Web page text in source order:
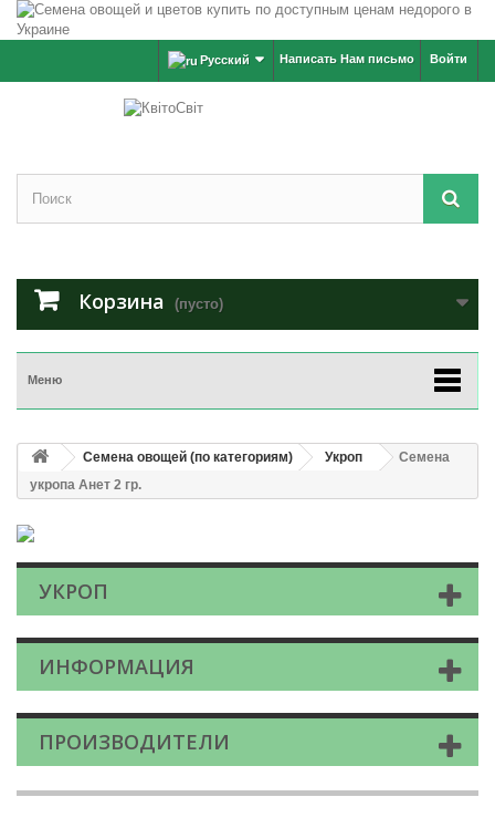
Войти
Написать Нам письмо
Русский
Корзина (пусто)
Меню
Семена овощей (по категориям) Укроп
Семена
укропа Анет 2 гр.
УКРОП
ИНФОРМАЦИЯ
ПРОИЗВОДИТЕЛИ